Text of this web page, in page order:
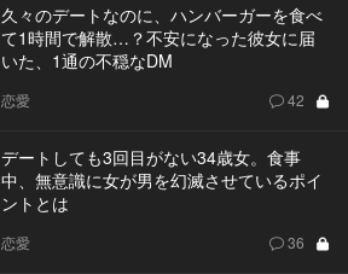
久々のデートなのに、ハンバーガーを食べ
て1時間で解散…？不安になった彼女に届
いた、1通の不穏なDM
恋愛 42
デートしても3回目がない34歳女。食事
中、無意識に女が男を幻滅させているポイ
ントとは
恋愛 36